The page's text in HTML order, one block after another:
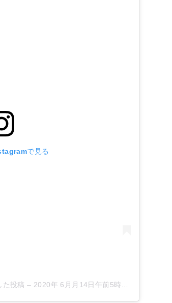
で見る
た投稿 – 2020年 6月月14日午前5時29分PDT